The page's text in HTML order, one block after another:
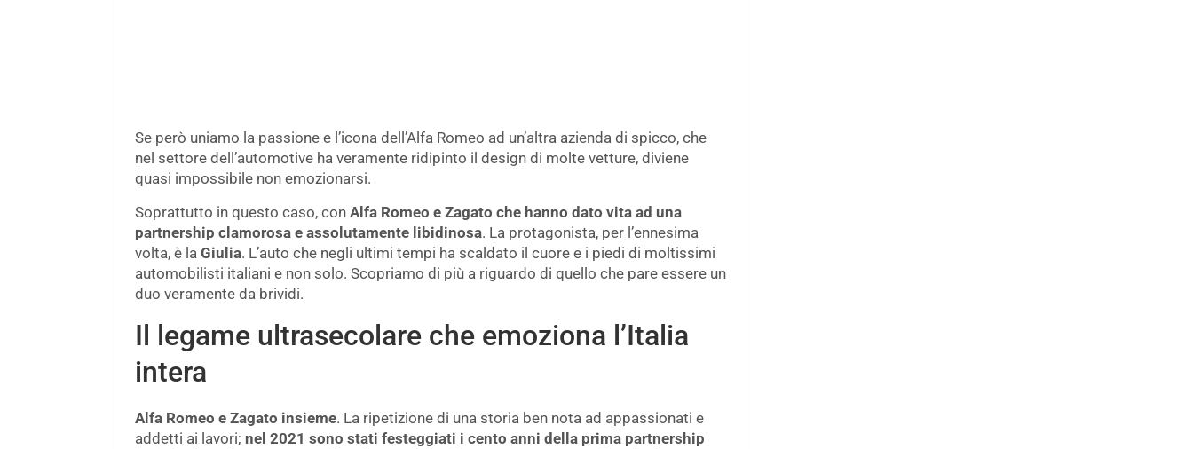
Se però uniamo la passione e l’icona dell’Alfa Romeo ad un’altra azienda di spicco, che
nel settore dell’automotive ha veramente ridipinto il design di molte vetture, diviene
quasi impossibile non emozionarsi.
Soprattutto in questo caso, con Alfa Romeo e Zagato che hanno dato vita ad una
partnership clamorosa e assolutamente libidinosa. La protagonista, per l’ennesima
volta, è la Giulia. L’auto che negli ultimi tempi ha scaldato il cuore e i piedi di moltissimi
automobilisti italiani e non solo. Scopriamo di più a riguardo di quello che pare essere un
duo veramente da brividi.
Il legame ultrasecolare che emoziona l’Italia
intera
Alfa Romeo e Zagato insieme. La ripetizione di una storia ben nota ad appassionati e
addetti ai lavori; nel 2021 sono stati festeggiati i cento anni della prima partnership